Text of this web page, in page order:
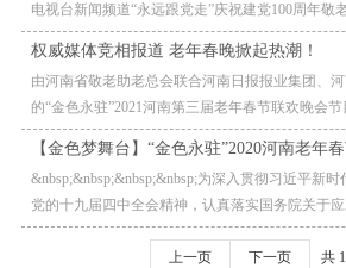
电视台新闻频道“永远跟党走”庆祝建党100周年敬
节目汇报演出与您不见不散~（在新
权威媒体竞相报道 老年春晚掀起热潮！
由河南省敬老助老总会联合河南日报报业集团、
的“金色永驻”2021河南第三届老年春节联欢晚会
得到了河南日报等省内权威媒体的竞相报道，在
&nbsp;&nbsp;&nbsp;&nbsp;为深入贯彻习近平新
党的十九届四中全会精神，认真落实国务院关于
策部署。弘扬中华民族传统文化，传承孝亲敬老
上一页
下一页 共